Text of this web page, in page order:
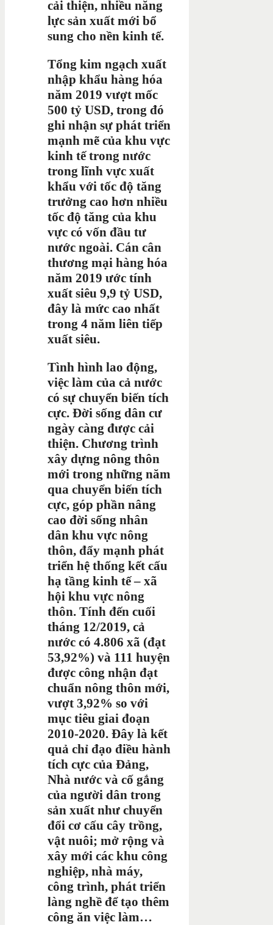
cải thiện, nhiều năng
lực sản xuất mới bổ
sung cho nền kinh tế.
Tổng kim ngạch xuất
nhập khẩu hàng hóa
năm 2019 vượt mốc
500 tỷ USD, trong đó
ghi nhận sự phát triển
mạnh mẽ của khu vực
kinh tế trong nước
trong lĩnh vực xuất
khẩu với tốc độ tăng
trưởng cao hơn nhiều
tốc độ tăng của khu
vực có vốn đầu tư
nước ngoài. Cán cân
thương mại hàng hóa
năm 2019 ước tính
xuất siêu 9,9 tỷ USD,
đây là mức cao nhất
trong 4 năm liên tiếp
xuất siêu.
Tình hình lao động,
việc làm của cả nước
có sự chuyển biến tích
cực. Đời sống dân cư
ngày càng được cải
thiện. Chương trình
xây dựng nông thôn
mới trong những năm
qua chuyển biến tích
cực, góp phần nâng
cao đời sống nhân
dân khu vực nông
thôn, đẩy mạnh phát
triển hệ thống kết cấu
hạ tầng kinh tế – xã
hội khu vực nông
thôn. Tính đến cuối
tháng 12/2019, cả
nước có 4.806 xã (đạt
53,92%) và 111 huyện
được công nhận đạt
chuẩn nông thôn mới,
vượt 3,92% so với
mục tiêu giai đoạn
2010-2020. Đây là kết
quả chỉ đạo điều hành
tích cực của Đảng,
Nhà nước và cố gắng
của người dân trong
sản xuất như chuyển
đổi cơ cấu cây trồng,
vật nuôi; mở rộng và
xây mới các khu công
nghiệp, nhà máy,
công trình, phát triển
làng nghề để tạo thêm
công ăn việc làm…